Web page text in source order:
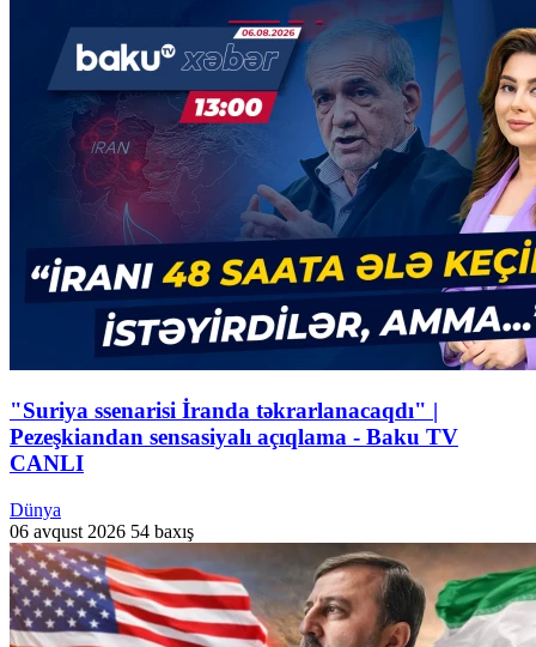
"Suriya ssenarisi İranda təkrarlanacaqdı" |
Pezeşkiandan sensasiyalı açıqlama - Baku TV
CANLI
Dünya
06 avqust 2026 54 baxış